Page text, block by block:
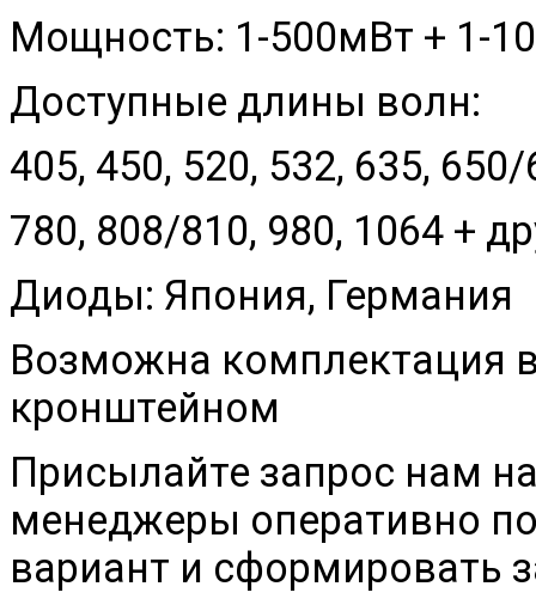
Мощность: 1-500мВт + 1-
Доступные длины волн:
405, 450, 520, 532, 635,
780, 808/810, 980, 1064 +
Диоды: Япония, Германия
Возможна комплектация
кронштейном
Присылайте запрос нам
менеджеры оперативно
вариант и сформировать